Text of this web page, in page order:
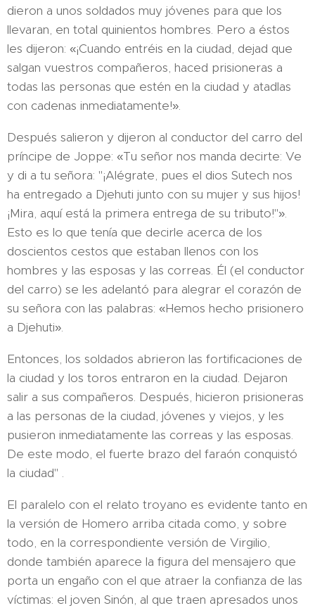
dieron a unos soldados muy jóvenes para que los
llevaran, en total quinientos hombres. Pero a éstos
les dijeron: «¡Cuando entréis en la ciudad, dejad que
salgan vuestros compañeros, haced prisioneras a
todas las personas que estén en la ciudad y atadlas
con cadenas inmediatamente!».
Después salieron y dijeron al conductor del carro del
príncipe de Joppe: «Tu señor nos manda decirte: Ve
y di a tu señora: "¡Alégrate, pues el dios Sutech nos
ha entregado a Djehuti junto con su mujer y sus hijos!
¡Mira, aquí está la primera entrega de su tributo!"».
Esto es lo que tenía que decirle acerca de los
doscientos cestos que estaban llenos con los
hombres y las esposas y las correas. Él (el conductor
del carro) se les adelantó para alegrar el corazón de
su señora con las palabras: «Hemos hecho prisionero
a Djehuti».
Entonces, los soldados abrieron las fortificaciones de
la ciudad y los toros entraron en la ciudad. Dejaron
salir a sus compañeros. Después, hicieron prisioneras
a las personas de la ciudad, jóvenes y viejos, y les
pusieron inmediatamente las correas y las esposas.
De este modo, el fuerte brazo del faraón conquistó
la ciudad" .
El paralelo con el relato troyano es evidente tanto en
la versión de Homero arriba citada como, y sobre
todo, en la correspondiente versión de Virgilio,
donde también aparece la figura del mensajero que
porta un engaño con el que atraer la confianza de las
víctimas: el joven Sinón, al que traen apresados unos